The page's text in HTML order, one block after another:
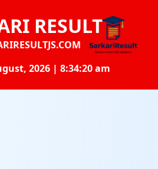
RESULT
2026 | 8:34:20 am